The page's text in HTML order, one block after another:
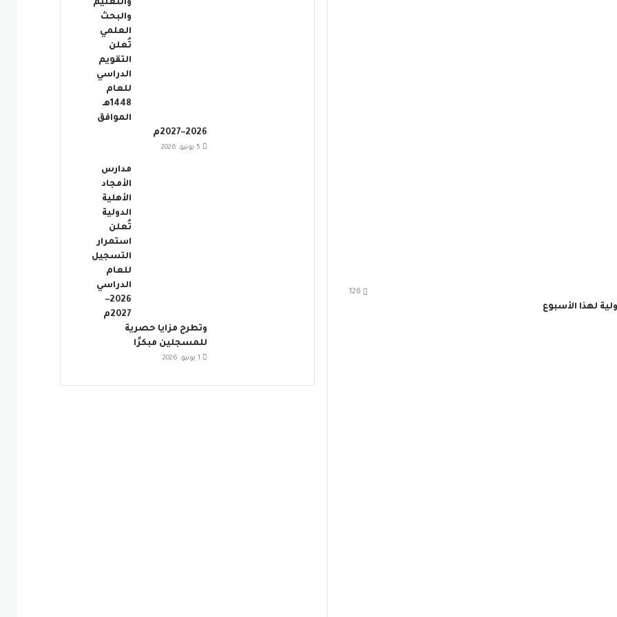
126
لهذا الأسبوع
والتعليم
والبحث
العلمي
تُعلن
التقويم
الدراسي
للعام
1448هـ
الموافق
2026–2027م
5 يونيو، 2026
مدارس
الأمجاد
الأهلية
الدولية
تُعلن
استمرار
التسجيل
للعام
الدراسي
2026–
2027م
وتطرح مزايا حصرية
للمسجلين مبكرًا
1 يونيو، 2026